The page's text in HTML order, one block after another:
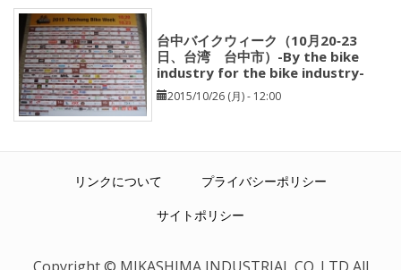
台中バイクウィーク（10月20‐23
日、台湾 台中市）-By the bike
industry for the bike industry-
2015/10/26 (月) - 12:00
リンクについて
プライバシーポリシー
サイトポリシー